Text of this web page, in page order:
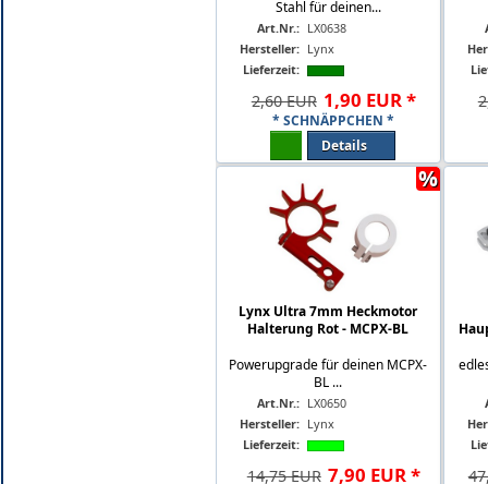
Stahl für deinen...
Art.Nr.: LX0638
Hersteller: Lynx
Lieferzeit:
2,60 EUR 1,90 EUR*
* SCHNÄPPCHEN *
Details
Lynx Ultra 7mm Heckmotor
Halterung Rot - MCPX-BL
Powerupgrade für deinen MCPX-
BL ...
Art.Nr.: LX0650
Hersteller: Lynx
Lieferzeit:
14,75 EUR 7,90 EUR*
%